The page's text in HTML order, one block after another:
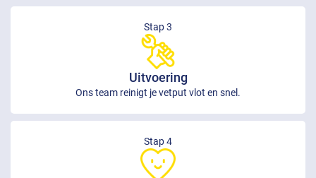
Stap 3
Uitvoering
Ons team reinigt je vetput vlot en snel.
Stap 4